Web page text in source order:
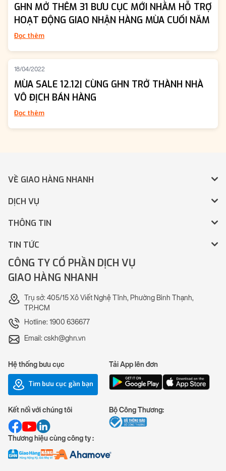
GHN MỞ THÊM 31 BƯU CỤC MỚI NHẰM HỖ TRỢ
HOẠT ĐỘNG GIAO NHẬN HÀNG MÙA CUỐI NĂM
Đọc thêm
18/04/2022
MÙA SALE 12.12| CÙNG GHN TRỞ THÀNH NHÀ
VÔ ĐỊCH BÁN HÀNG
Đọc thêm
VỀ GIAO HÀNG NHANH
DỊCH VỤ
THÔNG TIN
TIN TỨC
CÔNG TY CỔ PHẦN DỊCH VỤ
GIAO HÀNG NHANH
Trụ sở: 405/15 Xô Viết Nghệ Tĩnh, Phường Bình Thạnh,
TP.HCM
Hotline: 1900 636677
Email: cskh@ghn.vn
Hệ thống bưu cục
Tìm bưu cục gần bạn
Tải App lên đơn
Kết nối với chúng tôi
Thương hiệu cùng công ty :
Bộ Công Thương: